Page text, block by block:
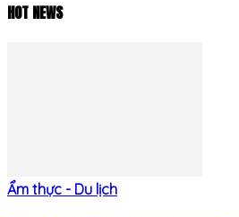
HOT NEWS
Ẩm thực - Du lịch